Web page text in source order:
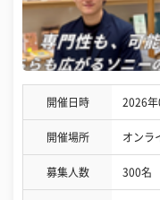
開催日時 2026年
開催場所 オンラ
募集人数 300名